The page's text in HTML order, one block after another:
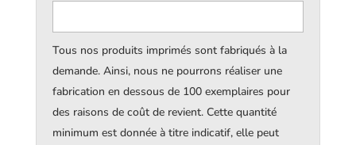
Tous nos produits imprimés sont fabriqués à la
demande. Ainsi, nous ne pourrons réaliser une
fabrication en dessous de 100 exemplaires pour
des raisons de coût de revient. Cette quantité
minimum est donnée à titre indicatif, elle peut